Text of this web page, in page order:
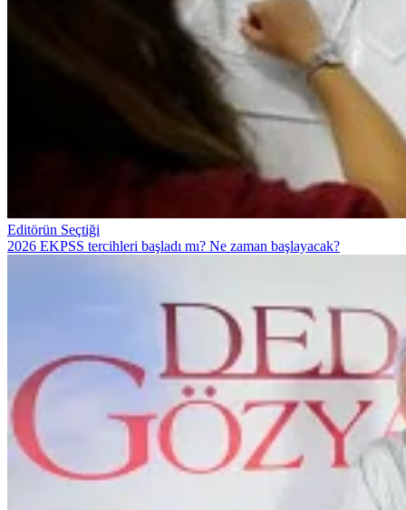
Editörün Seçtiği
2026 EKPSS tercihleri başladı mı? Ne zaman başlayacak?